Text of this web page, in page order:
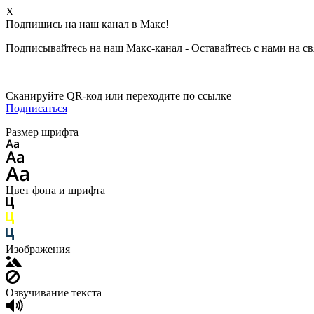
X
Подпишись на наш канал в Макс!
Подписывайтесь на наш Макс-канал - Оставайтесь с нами на
Сканируйте QR-код или переходите по ссылке
Подписаться
Размер шрифта
Цвет фона и шрифта
Изображения
Озвучивание текста